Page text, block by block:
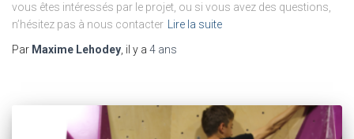
vous êtes intéressés par le projet, ou si vous avez des questions,
n’hésitez pas à nous contacter Lire la suite
Par Maxime Lehodey, il y a 4 ans